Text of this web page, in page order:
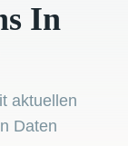
In
aktuellen
Daten